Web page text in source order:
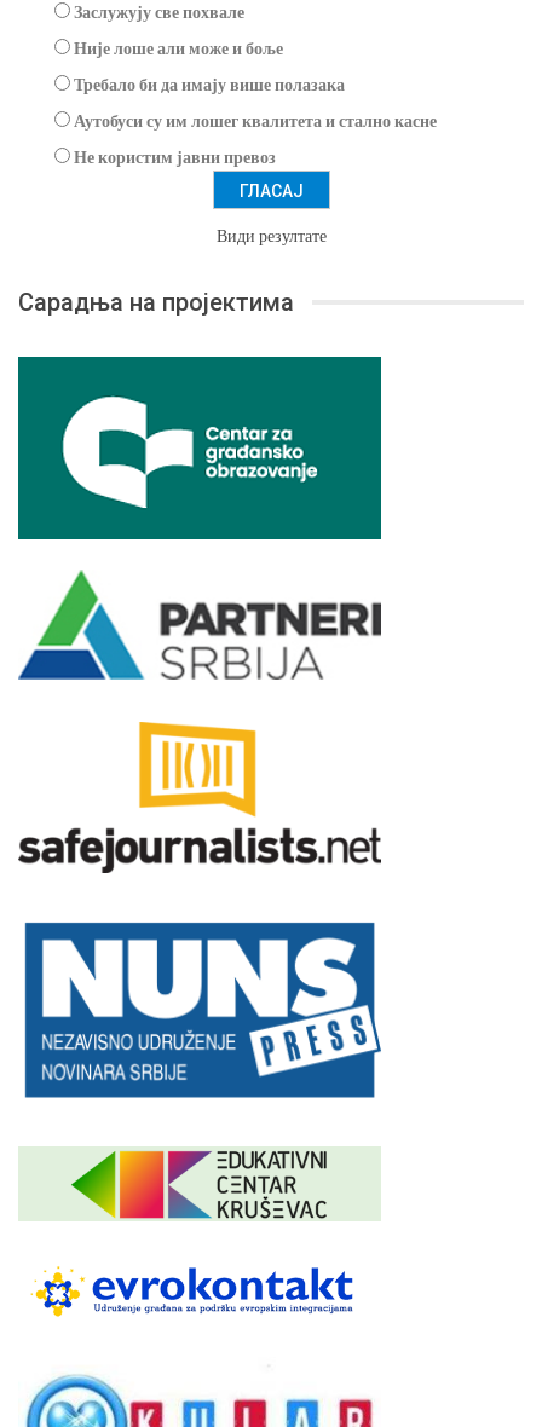
Заслужују све похвале
Није лоше али може и боље
Требало би да имају више полазака
Аутобуси су им лошег квалитета и стално касне
Не користим јавни превоз
Види резултате
Сарадња на пројектима